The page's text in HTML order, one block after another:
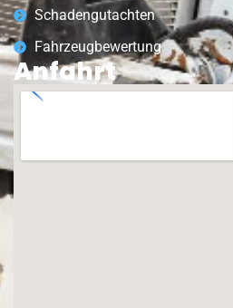
Schadengutachten
Fahrzeugbewertung
Anfahrt